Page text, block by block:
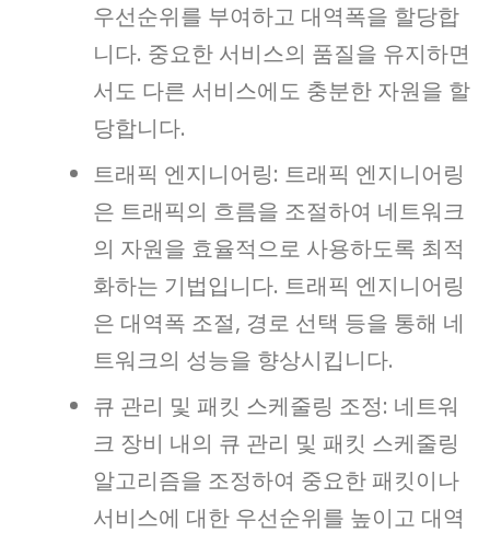
우선순위를 부여하고 대역폭을 할당합
니다. 중요한 서비스의 품질을 유지하면
서도 다른 서비스에도 충분한 자원을 할
당합니다.
트래픽 엔지니어링: 트래픽 엔지니어링
은 트래픽의 흐름을 조절하여 네트워크
의 자원을 효율적으로 사용하도록 최적
화하는 기법입니다. 트래픽 엔지니어링
은 대역폭 조절, 경로 선택 등을 통해 네
트워크의 성능을 향상시킵니다.
큐 관리 및 패킷 스케줄링 조정: 네트워
크 장비 내의 큐 관리 및 패킷 스케줄링
알고리즘을 조정하여 중요한 패킷이나
서비스에 대한 우선순위를 높이고 대역